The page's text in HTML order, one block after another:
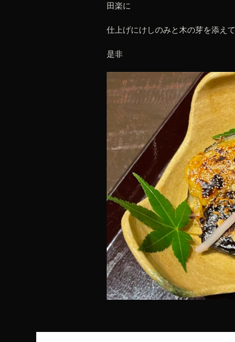
田楽に
仕上げにけしのみと木の芽を添えて
是非